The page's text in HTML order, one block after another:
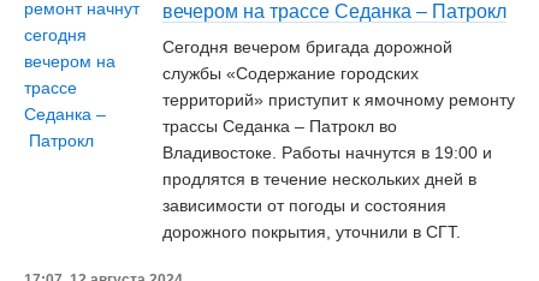
вечером на трассе Седанка – Патрокл
Сегодня вечером бригада дорожной
службы «Содержание городских
территорий» приступит к ямочному ремонту
трассы Седанка – Патрокл во
Владивостоке. Работы начнутся в 19:00 и
продлятся в течение нескольких дней в
зависимости от погоды и состояния
дорожного покрытия, уточнили в СГТ.